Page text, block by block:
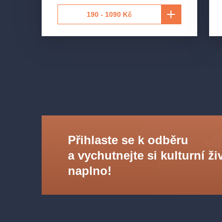
Režie: Ondřej Havelka
190 - 1090 Kč
Přihlaste se k odběru
a vychutnejte si kulturní
naplno!